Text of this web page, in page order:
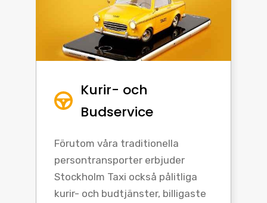
Kurir- och
Budservice
Förutom våra traditionella
persontransporter erbjuder
Stockholm Taxi också pålitliga
kurir- och budtjänster, billigaste